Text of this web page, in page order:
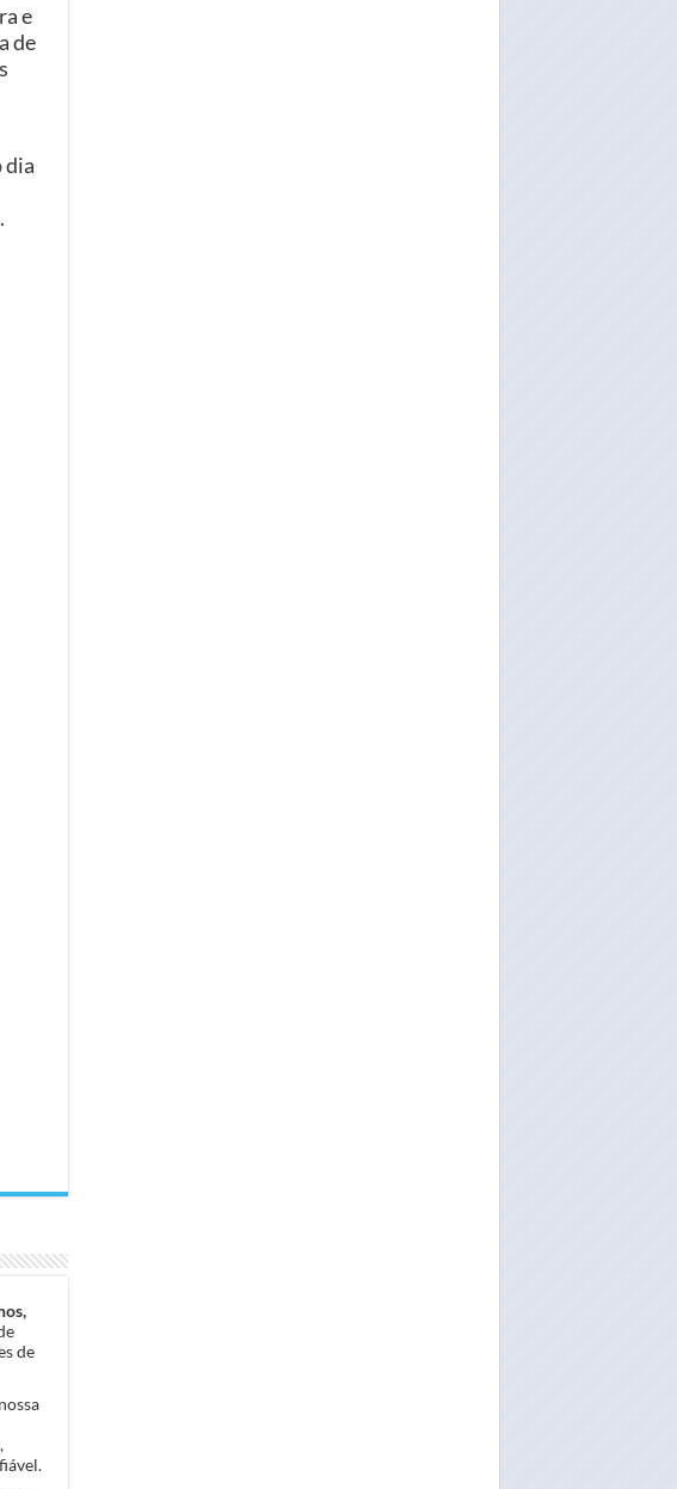
e
de
dia
de